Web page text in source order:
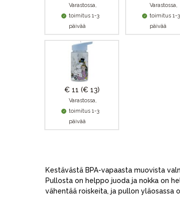
Varastossa,
toimitus 1-3
päivää
Varastossa,
toimitus 1-3
päivää
€ 11 (€ 13)
Varastossa,
toimitus 1-3
päivää
Kestävästä BPA-vapaasta muovista
Pullosta on helppo juoda ja nokka on
vähentää roiskeita, ja pullon yläosassa